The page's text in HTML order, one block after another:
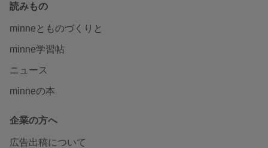
読みもの
minneとものづくりと
minne学習帖
ニュース
minneの本
企業の方へ
広告出稿について